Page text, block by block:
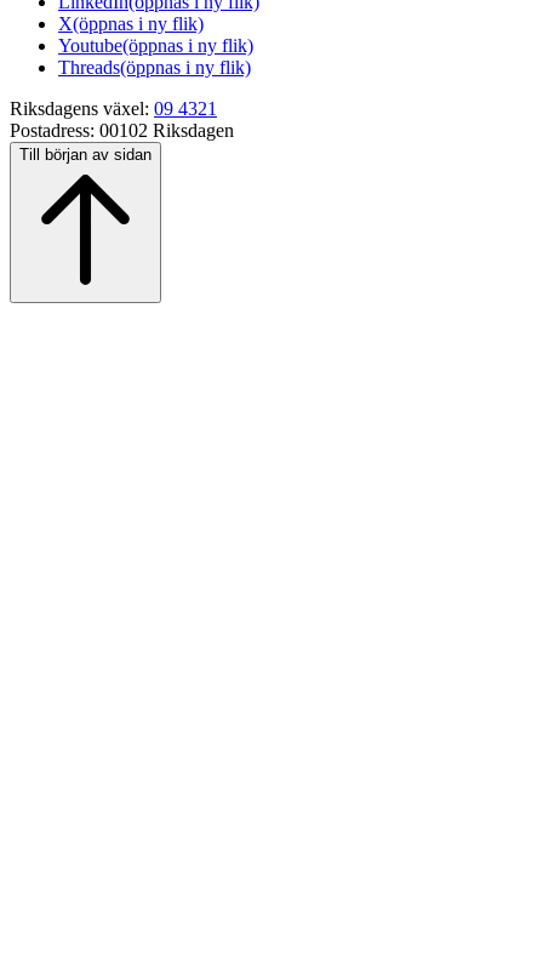
X(öppnas i ny flik)
Youtube(öppnas i ny flik)
Threads(öppnas i ny flik)
Riksdagens växel: 09 4321
Postadress: 00102 Riksdagen
Till början av sidan